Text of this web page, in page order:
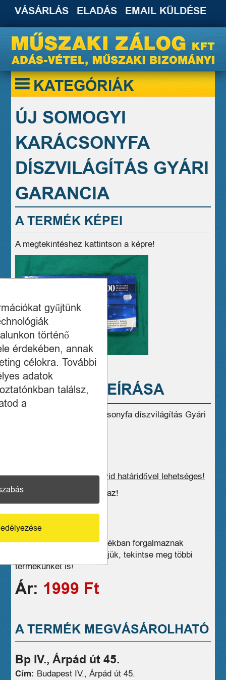
VÁSÁRLÁS ELADÁS EMAIL KÜLDÉSE
KATEGÓRIÁK
ÚJ SOMOGYI
KARÁCSONYFA
DÍSZVILÁGÍTÁS GYÁRI
GARANCIA
A TERMÉK KÉPEI
A megtekintéshez kattintson a képre!
A TERMÉK LEÍRÁSA
Eladó Új Somogyi Karácsonyfa díszvilágítás Gyári
Postázás, kiszállítás rövid határidővel lehetséges!
Az ár 27% ÁFA-t tartalmaz!
Üzleteink széles választékban forgalmaznak
hasonló eszközöket, kérjük, tekintse meg többi
termékünket is!
Ár: 1999 Ft
A TERMÉK MEGVÁSÁROLHATÓ
Bp IV., Árpád út 45.
Cím: Budapest IV., Árpád út 45.
gyűjtünk
történő
érdekében, annak
célokra. További
adatok
találsz,
a